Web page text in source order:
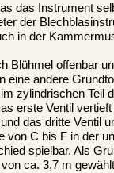
das Instrument
der
in der
Blühmel offenbar
andere
zylindrischen Teil
erste Ventil
das dritte Ventil
von C bis F in der
spielbar. Als
ca. 3,7 m